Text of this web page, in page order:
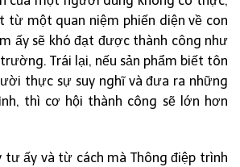
từ một quan niệm phiến diện về con
ấy sẽ khó đạt được thành công như
Trái lại, nếu sản phẩm biết tôn
thực sự suy nghĩ và đưa ra những
thì cơ hội thành công sẽ lớn hơn
tư ấy và từ cách mà Thông điệp trình